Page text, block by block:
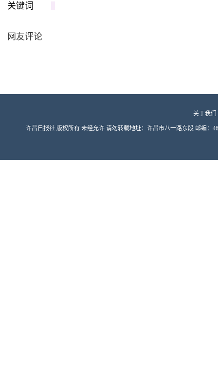
关键词
网友评论
关于我们
许昌日报社 版权所有 未经允许 请勿转载地址：许昌市八一路东段 邮编：